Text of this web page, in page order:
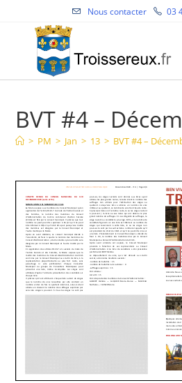
Nous contacter 03
BVT #4 –
> PM > Jan > 13 > BVT #4 –